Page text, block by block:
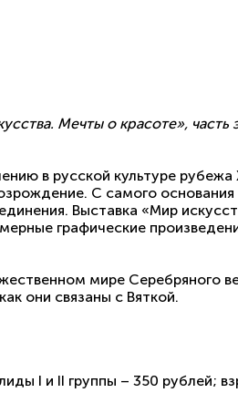
Мечты о красоте»,
в русской культуре
С самого
Выставка «Мир
графические
мире Серебряного
они связаны с Вяткой.
I и II группы – 350 рублей;